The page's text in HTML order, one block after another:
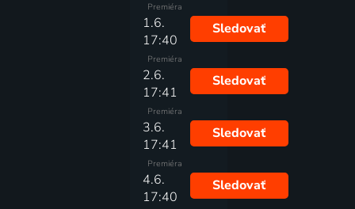
Premiéra
1.6.
17:40
Premiéra
Sledovať
2.6.
17:41
Premiéra
Sledovať
3.6.
17:41
Premiéra
Sledovať
4.6.
17:40
Sledovať